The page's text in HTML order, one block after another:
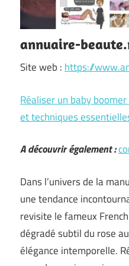
annuaire-
Site web : https://
Réaliser un baby
et techniques
A découvrir également :
Dans l’univers de la
une tendance
revisite le fameux
dégradé subtil du rose
élégance intemporelle.